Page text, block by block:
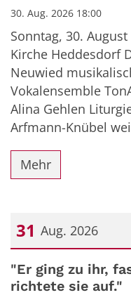
30. Aug. 2026 18:00
Sonntag, 30.
Kirche Heddesdorf
Neuwied
Vokalensemble
Alina Gehlen
Arfmann-Knübel
Mehr
31 Aug. 2026
Datum: 31. August
"Er ging zu ihr,
richtete sie auf."